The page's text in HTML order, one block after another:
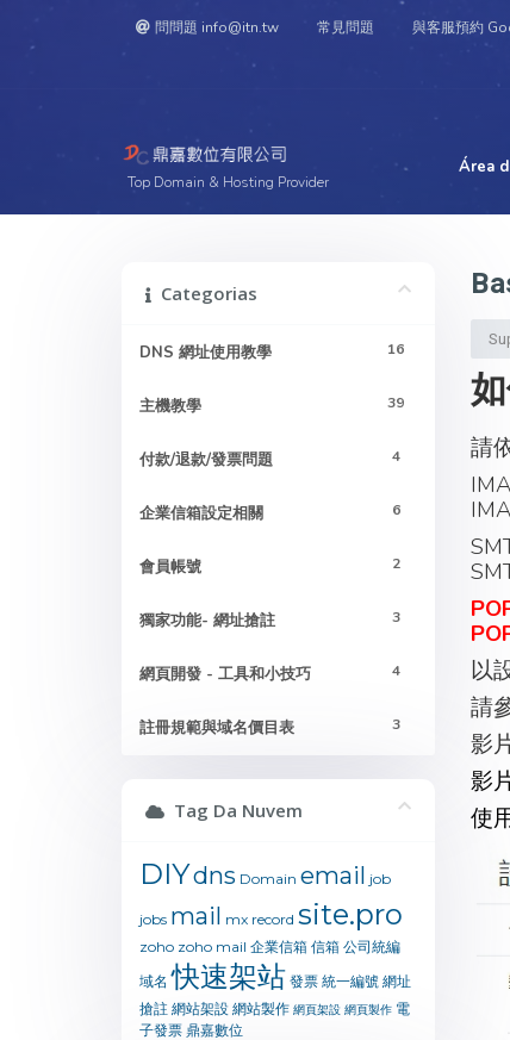
問問題 info@itn.tw 常見問題 與客服預約
Top Domain & Hosting Provider
Área
Categorias
16
DNS 網址使用教學
39
主機教學
4
付款/退款/發票問題
6
企業信箱設定相關
2
會員帳號
3
獨家功能- 網址搶註
4
網頁開發 - 工具和小技巧
3
註冊規範與域名價目表
請
以
請
影
影
使
Tag Da Nuvem
DIYdns Domain email job
jobs mail mx record site.pro
zoho zoho mail 企業信箱 信箱 公司統編
域名 快速架站 發票 統一編號 網址
搶註 網站架設 網站製作 網頁架設 網頁製作 電
子發票 鼎嘉數位